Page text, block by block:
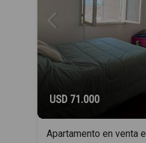
USD 71.000
Apartamento en venta